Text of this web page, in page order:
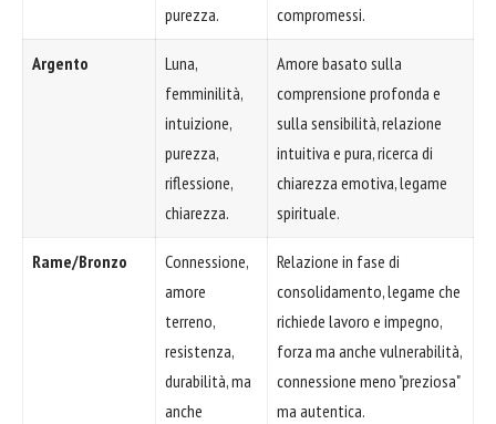
purezza.
compromessi.
Argento
Luna,
femminilità,
intuizione,
purezza,
riflessione,
chiarezza.
Amore basato sulla
comprensione profonda e
sulla sensibilità, relazione
intuitiva e pura, ricerca di
chiarezza emotiva, legame
spirituale.
Rame/Bronzo
Connessione,
amore
terreno,
resistenza,
durabilità, ma
anche
Relazione in fase di
consolidamento, legame che
richiede lavoro e impegno,
forza ma anche vulnerabilità,
connessione meno "preziosa"
ma autentica.